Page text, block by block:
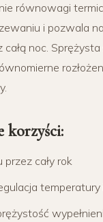
równowagi
i pozwala
całą noc.
korzyści:
przez cały rok